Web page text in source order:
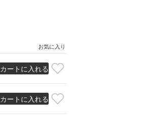
お気に入り
カートに入れる
カートに入れる